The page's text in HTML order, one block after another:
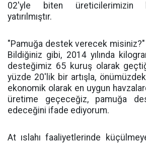
02'yle biten üreticilerimizin
yatırılmıştır.
"Pamuğa destek verecek
Bildiğiniz gibi, 2014 yılında
desteğimiz 65 kuruş olarak
yüzde 20'lik bir artışla,
ekonomik olarak en uygun
üretime geçeceğiz, pamuğa
edeceğini ifade ediyorum.
At ıslahı faaliyetlerinde